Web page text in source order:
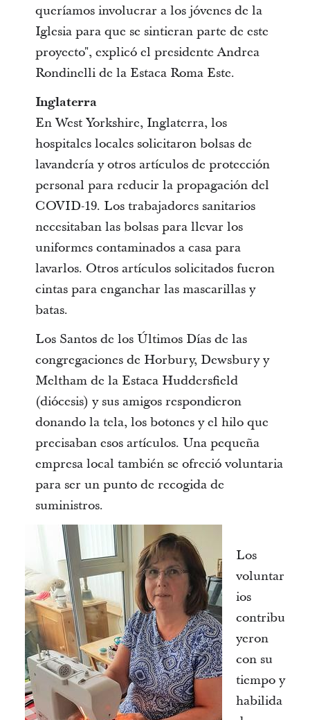
queríamos involucrar a los jóvenes de la
Iglesia para que se sintieran parte de este
proyecto", explicó el presidente Andrea
Rondinelli de la Estaca Roma Este.
Inglaterra
En West Yorkshire, Inglaterra, los
hospitales locales solicitaron bolsas de
lavandería y otros artículos de protección
personal para reducir la propagación del
COVID-19. Los trabajadores sanitarios
necesitaban las bolsas para llevar los
uniformes contaminados a casa para
lavarlos. Otros artículos solicitados fueron
cintas para enganchar las mascarillas y
batas.
Los Santos de los Últimos Días de las
congregaciones de Horbury, Dewsbury y
Meltham de la Estaca Huddersfield
(diócesis) y sus amigos respondieron
donando la tela, los botones y el hilo que
precisaban esos artículos. Una pequeña
empresa local también se ofreció voluntaria
para ser un punto de recogida de
suministros.
Los
voluntar
ios
contribu
yeron
con su
tiempo y
habilida